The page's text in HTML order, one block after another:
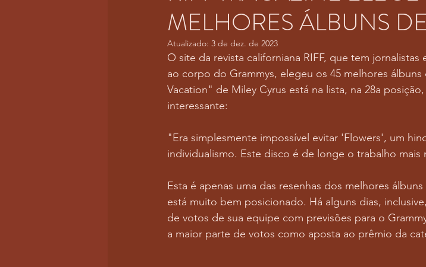
MELHORES ÁLBUNS
Atualizado: 3 de dez. de 2023
O site da revista californiana RIFF, que tem
ao corpo do Grammys, elegeu os 45 melhores
Vacation" de Miley Cyrus está na lista, na 28a
interessante:
"Era simplesmente impossível evitar 'Flowers', um
individualismo. Este disco é de longe o trabalho mais
Esta é apenas uma das resenhas dos melhores
está muito bem posicionado. Há alguns dias,
de votos de sua equipe com previsões para o
a maior parte de votos como aposta ao prêmio da